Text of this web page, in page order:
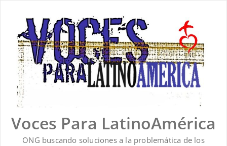
contenido
Voces Para LatinoAmérica
ONG buscando soluciones a la problemática de los